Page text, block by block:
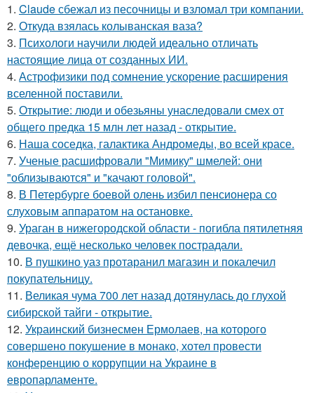
1. Claude сбежал из песочницы и взломал три компании.
2. Откуда взялась колыванская ваза?
3. Психологи научили людей идеально отличать
настоящие лица от созданных ИИ.
4. Астрофизики под сомнение ускорение расширения
вселенной поставили.
5. Открытие: люди и обезьяны унаследовали смех от
общего предка 15 млн лет назад - открытие.
6. Наша соседка, галактика Андромеды, во всей красе.
7. Ученые расшифровали "Мимику" шмелей: они
"облизываются" и "качают головой".
8. В Петербурге боевой олень избил пенсионера со
слуховым аппаратом на остановке.
9. Ураган в нижегородской области - погибла пятилетняя
девочка, ещё несколько человек пострадали.
10. В пушкино уаз протаранил магазин и покалечил
покупательницу.
11. Великая чума 700 лет назад дотянулась до глухой
сибирской тайги - открытие.
12. Украинский бизнесмен Ермолаев, на которого
совершено покушение в монако, хотел провести
конференцию о коррупции на Украине в
европарламенте.